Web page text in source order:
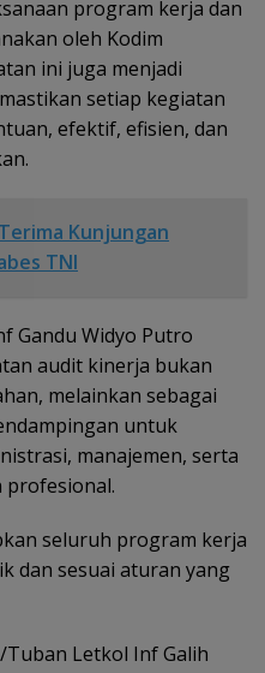
program kerja dan
oleh Kodim
ini juga menjadi
setiap kegiatan
efektif, efisien, dan
Kunjungan
TNI
Gandu Widyo Putro
audit kinerja bukan
melainkan sebagai
untuk
manajemen, serta
profesional.
seluruh program kerja
dan sesuai aturan yang
Tuban Letkol Inf Galih